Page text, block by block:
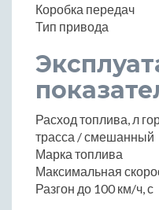
Коробка передач
Тип привода
Расход топлива, л
трасса / смешанный
Марка топлива
Максимальная
Разгон до 100 км/ч, с